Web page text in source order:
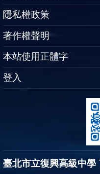
隱私權政策
著作權聲明
本站使用正體字
登入
臺北市立復興高級中學